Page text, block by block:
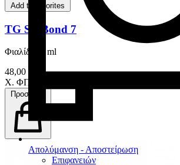
Απολύμανση - Αποστείρωση
Επιφανειών
Add to favorites
TG SE Bond 7
Φιαλίδιο 5 ml
48,00 €
Χ. ΦΠΑ
Προσθήκη